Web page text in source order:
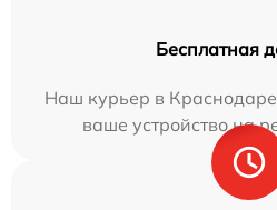
Бесплатная
Наш курьер в Краснодаре
ваше устройство на